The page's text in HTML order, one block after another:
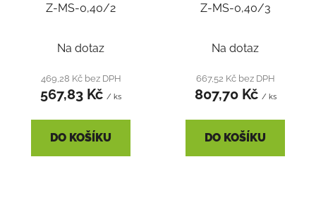
Z-MS-0,40/2
Na dotaz
469,28 Kč bez DPH
567,83 Kč / ks
DO KOŠÍKU
Z-MS-0,40/3
Na dotaz
667,52 Kč bez DPH
807,70 Kč / ks
DO KOŠÍKU